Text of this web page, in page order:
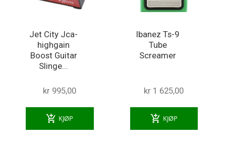
Jet City Jca-
highgain
Boost Guitar
Slinge...
kr 995,00
add_shopping_cart KJØP
Ibanez Ts-9
Tube
Screamer
kr 1 625,00
add_shopping_cart KJØP